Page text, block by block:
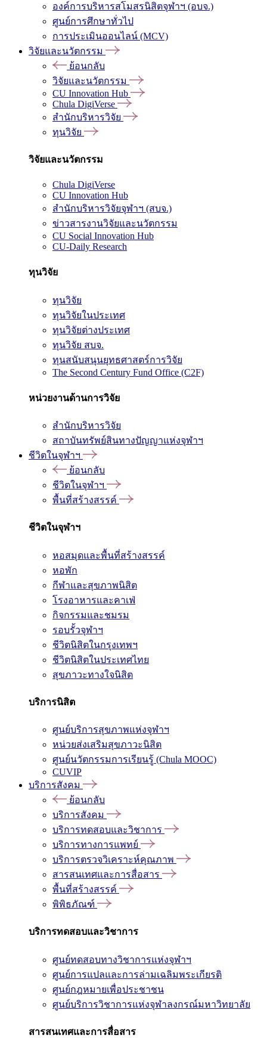
องค์การบริหารสโมสรนิสิตจุฬาฯ (อบจ.)
ศูนย์การศึกษาทั่วไป
การประเมินออนไลน์ (MCV)
วิจัยและนวัตกรรม
ย้อนกลับ
วิจัยและนวัตกรรม
CU Innovation Hub
Chula DigiVerse
สำนักบริหารวิจัย
ทุนวิจัย
วิจัยและนวัตกรรม
Chula DigiVerse
CU Innovation Hub
สำนักบริหารวิจัยจุฬาฯ (สบจ.)
ข่าวสารงานวิจัยและนวัตกรรม
CU Social Innovation Hub
CU-Daily Research
ทุนวิจัย
ทุนวิจัย
ทุนวิจัยในประเทศ
ทุนวิจัยต่างประเทศ
ทุนวิจัย สบจ.
ทุนสนับสนุนยุทธศาสตร์การวิจัย
The Second Century Fund Office (C2F)
หน่วยงานด้านการวิจัย
สำนักบริหารวิจัย
สถาบันทรัพย์สินทางปัญญาแห่งจุฬาฯ
ชีวิตในจุฬาฯ
ย้อนกลับ
ชีวิตในจุฬาฯ
พื้นที่สร้างสรรค์
ชีวิตในจุฬาฯ
หอสมุดและพื้นที่สร้างสรรค์
หอพัก
กีฬาและสุขภาพนิสิต
โรงอาหารและคาเฟ่
กิจกรรมและชมรม
รอบรั้วจุฬาฯ
ชีวิตนิสิตในกรุงเทพฯ
ชีวิตนิสิตในประเทศไทย
สุขภาวะทางใจนิสิต
บริการนิสิต
ศูนย์บริการสุขภาพแห่งจุฬาฯ
หน่วยส่งเสริมสุขภาวะนิสิต
ศูนย์นวัตกรรมการเรียนรู้ (Chula MOOC)
CUVIP
บริการสังคม
ย้อนกลับ
บริการสังคม
บริการทดสอบและวิชาการ
บริการทางการแพทย์
บริการตรวจวิเคราะห์คุณภาพ
สารสนเทศและการสื่อสาร
พื้นที่สร้างสรรค์
พิพิธภัณฑ์
บริการทดสอบและวิชาการ
ศูนย์ทดสอบทางวิชาการแห่งจุฬาฯ
ศูนย์การแปลและการล่ามเฉลิมพระเกียรติ
ศูนย์กฎหมายเพื่อประชาชน
ศูนย์บริการวิชาการแห่งจุฬาลงกรณ์มหาวิทยาลัย
สารสนเทศและการสื่อสาร